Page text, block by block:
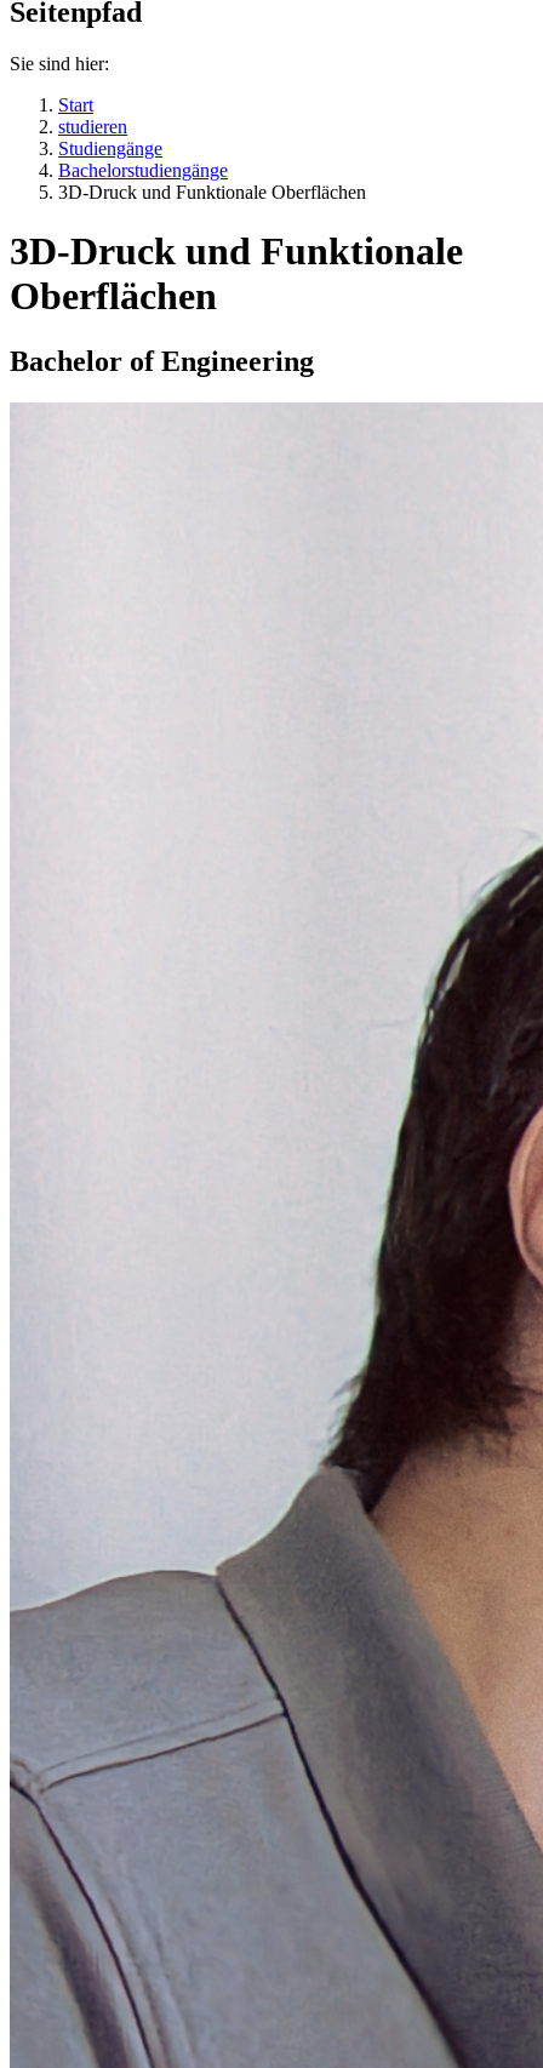
Seitenpfad
Sie sind hier:
Start
studieren
Studiengänge
Bachelorstudiengänge
3D-Druck und Funktionale Oberflächen
3D-Druck und Funktionale
Oberflächen
Bachelor of Engineering